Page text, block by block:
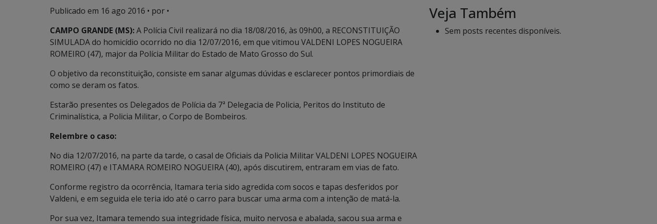
Publicado em 16 ago 2016 • por •
CAMPO GRANDE (MS):A Polícia Civil realizará no dia 18/08/2016, às 09h00, a RECONSTITUIÇÃO
SIMULADA do homicídio ocorrido no dia 12/07/2016, em que vitimou VALDENI LOPES NOGUEIRA
ROMEIRO (47), major da Polícia Militar do Estado de Mato Grosso do Sul.
O objetivo da reconstituição, consiste em sanar algumas dúvidas e esclarecer pontos primordiais de
como se deram os fatos.
Estarão presentes os Delegados de Polícia da 7ª Delegacia de Policia, Peritos do Instituto de
Criminalística, a Policia Militar, o Corpo de Bombeiros.
Relembre o caso:
No dia 12/07/2016, na parte da tarde, o casal de Oficiais da Policia Militar VALDENI LOPES NOGUEIRA
ROMEIRO (47) e ITAMARA ROMEIRO NOGUEIRA (40), após discutirem, entraram em vias de fato.
Conforme registro da ocorrência, Itamara teria sido agredida com socos e tapas desferidos por
Valdeni, e em seguida ele teria ido até o carro para buscar uma arma com a intenção de matá-la.
Por sua vez, Itamara temendo sua integridade física, muito nervosa e abalada, sacou sua arma e
Veja Também
Sem posts recentes disponíveis.